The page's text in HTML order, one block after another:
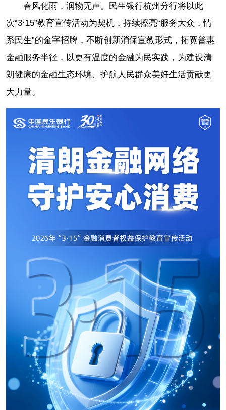
春风化雨，润物无声。民生银行杭州分行将以此
次“3·15”教育宣传活动为契机，持续擦亮“服务大众，情
系民生”的金字招牌，不断创新消保宣教形式，拓宽普惠
金融服务半径，以更有温度的金融为民实践，为建设清
朗健康的金融生态环境、护航人民群众美好生活贡献更
大力量。